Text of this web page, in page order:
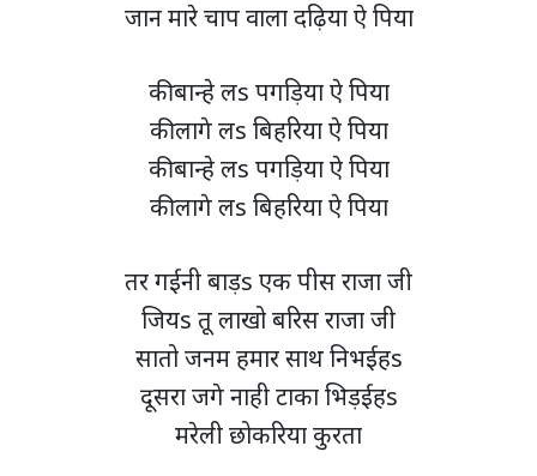
जान मारे चाप वाला दढ़िया ऐ पिया
की बान्हे लs पगड़िया ऐ पिया
की लागे लs बिहरिया ऐ पिया
की बान्हे लs पगड़िया ऐ पिया
की लागे लs बिहरिया ऐ पिया
तर गईनी बाड़s एक पीस राजा जी
जियs तू लाखो बरिस राजा जी
सातो जनम हमार साथ निभईहs
दूसरा जगे नाही टाका भिड़ईहs
मरेली छोकरिया कुरता